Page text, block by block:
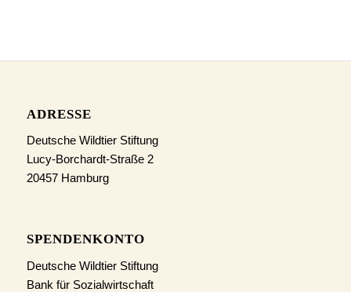
ADRESSE
Deutsche Wildtier Stiftung
Lucy-Borchardt-Straße 2
20457 Hamburg
SPENDENKONTO
Deutsche Wildtier Stiftung
Bank für Sozialwirtschaft